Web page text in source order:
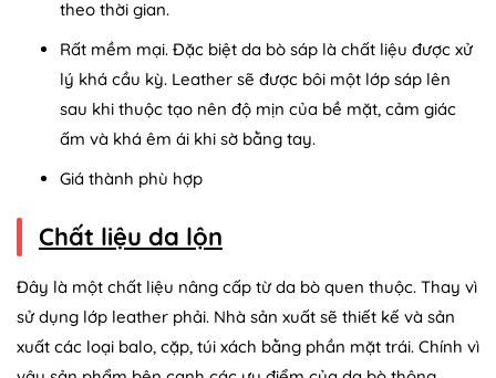
theo thời gian.
Rất mềm mại. Đặc biệt da bò sáp là chất liệu được xử
lý khá cầu kỳ. Leather sẽ được bôi một lớp sáp lên
sau khi thuộc tạo nên độ mịn của bề mặt, cảm giác
ấm và khá êm ái khi sờ bằng tay.
Giá thành phù hợp
Chất liệu da lộn
Đây là một chất liệu nâng cấp từ da bò quen thuộc. Thay vì
sử dụng lớp leather phải. Nhà sản xuất sẽ thiết kế và sản
xuất các loại balo, cặp, túi xách bằng phần mặt trái. Chính vì